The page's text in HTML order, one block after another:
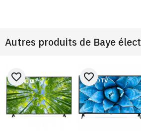
Autres produits de Baye
favorite_border favorite_border